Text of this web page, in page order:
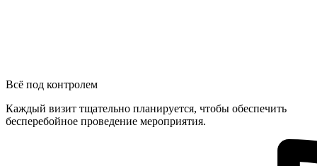
Всё под контролем
Каждый визит тщательно планируется, чтобы обеспечить
бесперебойное проведение мероприятия.